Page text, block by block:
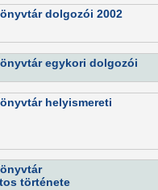
dolgozói 2002
egykori dolgozói
helyismereti
története